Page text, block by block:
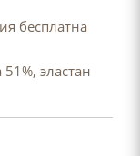
бесплатна
эластан